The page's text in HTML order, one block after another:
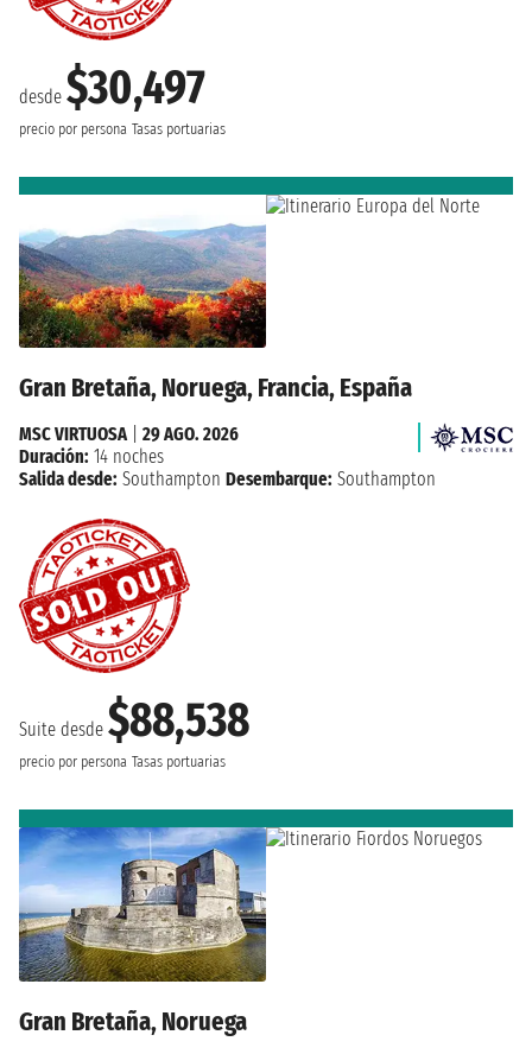
desde $30,497
precio por persona Tasas portuarias
Gran Bretaña, Noruega, Francia, España
Suite desde $88,538
precio por persona Tasas portuarias
MSC VIRTUOSA| 29 AGO. 2026
Duración: 14 noches
Salida desde: Southampton Desembarque: Southampton
Gran Bretaña, Noruega